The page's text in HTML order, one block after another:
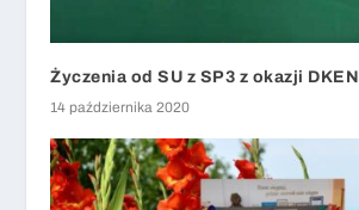
Życzenia od SU z SP3 z okazji DKEN
14 października 2020